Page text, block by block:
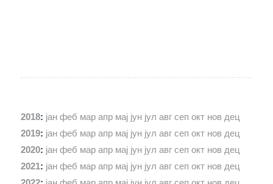
2018: јан феб мар апр мај јун јул авг сеп окт нов дец
2019: јан феб мар апр мај јун јул авг сеп окт нов дец
2020: јан феб мар апр мај јун јул авг сеп окт нов дец
2021: јан феб мар апр мај јун јул авг сеп окт нов дец